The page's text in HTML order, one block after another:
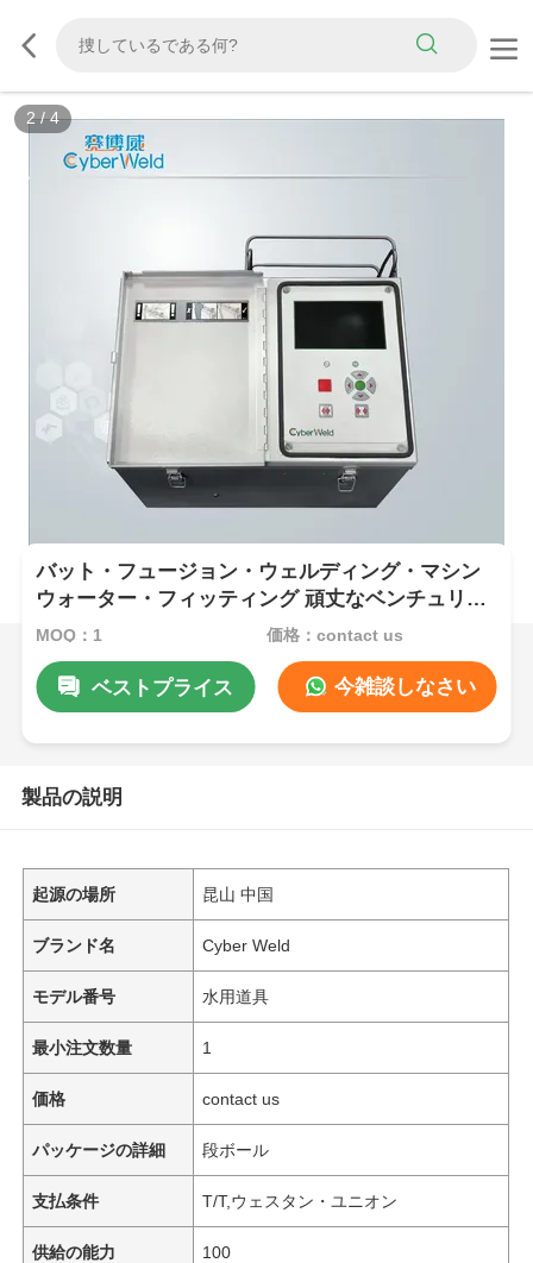
3/4
バット・フュージョン・ウェルディング・マシン
ウォーター・フィッティング 頑丈なベンチュリ・
ジェット・ドレーナー
MOQ：1 価格：contact us
ベストプライス 今雑談しなさい
製品の説明
起源の場所 昆山 中国
ブランド名 Cyber Weld
モデル番号 水用道具
最小注文数量 1
価格 contact us
パッケージの詳細 段ボール
支払条件 T/T,ウェスタン・ユニオン
供給の能力 100